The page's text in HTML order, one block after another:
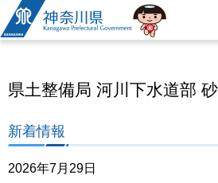
神奈川県
県土整備局 河川下水道部
新着情報
2026年7月29日